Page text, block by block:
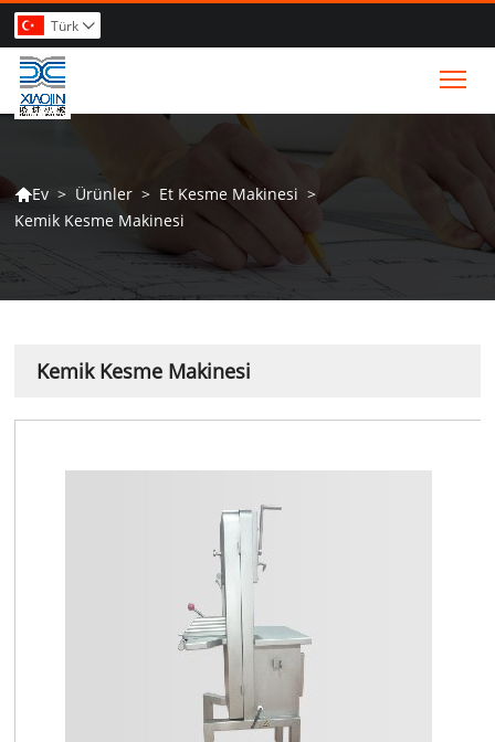
Türk 
Ev > Ürünler > Et Kesme Makinesi >
Kemik Kesme Makinesi
Kemik Kesme Makinesi